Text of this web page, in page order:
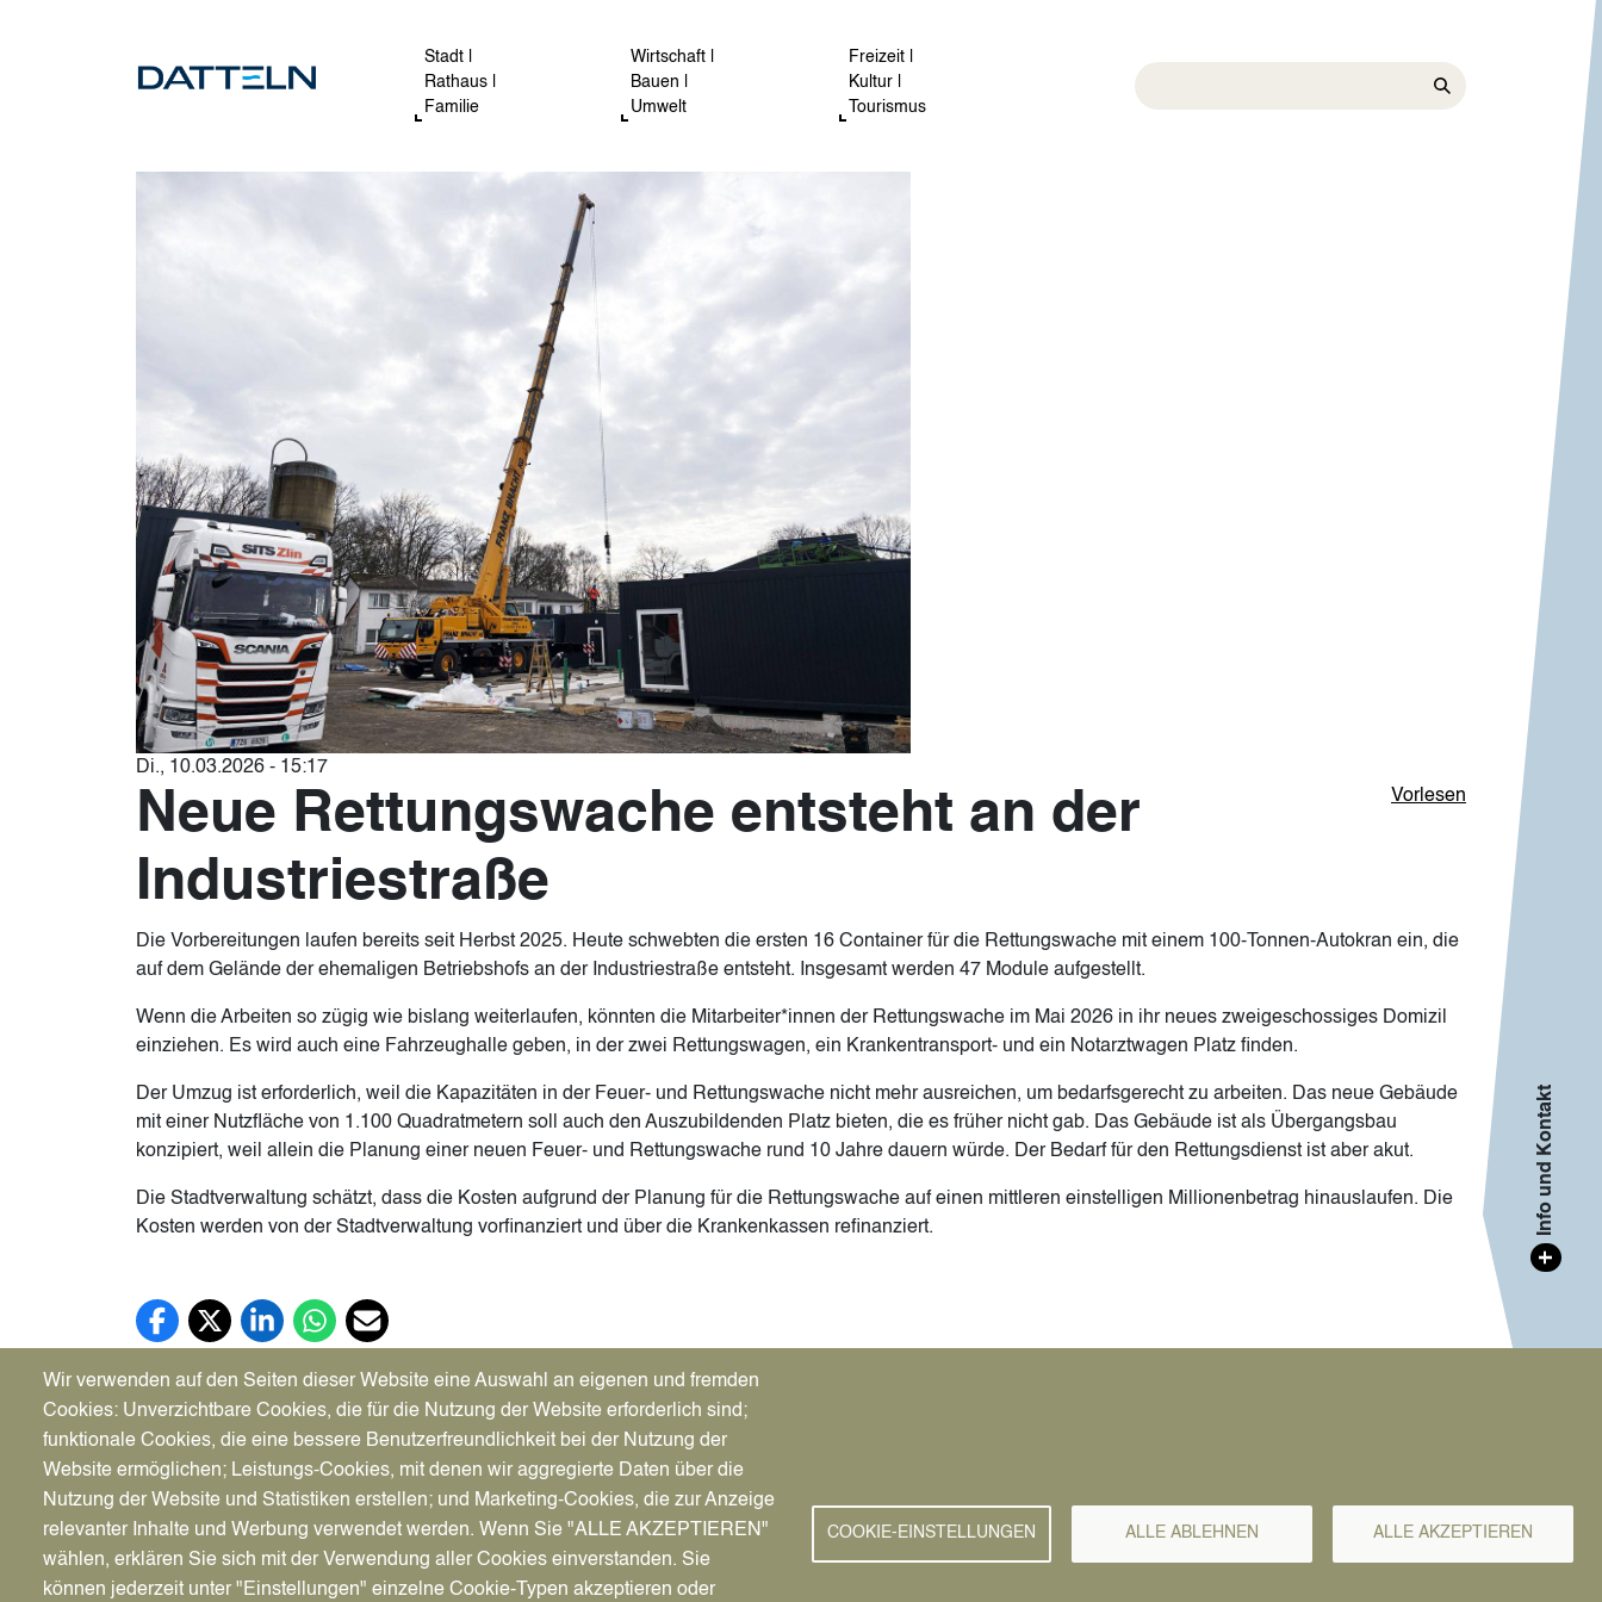
Stadt |
Rathaus |
Familie
Wirtschaft |
Bauen |
Umwelt
Freizeit |
Kultur |
Tourismus
Di., 10.03.2026 - 15:17
Vorlesen
Neue Rettungswache entsteht an der
Industriestraße
Die Vorbereitungen laufen bereits seit Herbst 2025. Heute schwebten die ersten 16 Container für die Rettungswache mit einem 100-Tonnen-Autokran ein, die
auf dem Gelände der ehemaligen Betriebshofs an der Industriestraße entsteht. Insgesamt werden 47 Module aufgestellt.
Wenn die Arbeiten so zügig wie bislang weiterlaufen, könnten die Mitarbeiter*innen der Rettungswache im Mai 2026 in ihr neues zweigeschossiges Domizil
einziehen. Es wird auch eine Fahrzeughalle geben, in der zwei Rettungswagen, ein Krankentransport- und ein Notarztwagen Platz finden.
Der Umzug ist erforderlich, weil die Kapazitäten in der Feuer- und Rettungswache nicht mehr ausreichen, um bedarfsgerecht zu arbeiten. Das neue Gebäude
mit einer Nutzfläche von 1.100 Quadratmetern soll auch den Auszubildenden Platz bieten, die es früher nicht gab. Das Gebäude ist als Übergangsbau
konzipiert, weil allein die Planung einer neuen Feuer- und Rettungswache rund 10 Jahre dauern würde. Der Bedarf für den Rettungsdienst ist aber akut.
Die Stadtverwaltung schätzt, dass die Kosten aufgrund der Planung für die Rettungswache auf einen mittleren einstelligen Millionenbetrag hinauslaufen. Die
Kosten werden von der Stadtverwaltung vorfinanziert und über die Krankenkassen refinanziert.
Facebook (öffnet in neuem Tab)
X (öffnet in neuem Tab)
LinkedIn (öffnet in neuem Tab)
WhatsApp (öffnet in neuem Tab)
E-Mail (öffnet in neuem Tab)
Wir verwenden auf den Seiten dieser Website eine Auswahl an eigenen und fremden
Cookies: Unverzichtbare Cookies, die für die Nutzung der Website erforderlich sind;
funktionale Cookies, die eine bessere Benutzerfreundlichkeit bei der Nutzung der
Website ermöglichen; Leistungs-Cookies, mit denen wir aggregierte Daten über die
Nutzung der Website und Statistiken erstellen; und Marketing-Cookies, die zur Anzeige
relevanter Inhalte und Werbung verwendet werden. Wenn Sie "ALLE AKZEPTIEREN"
wählen, erklären Sie sich mit der Verwendung aller Cookies einverstanden. Sie
können jederzeit unter "Einstellungen" einzelne Cookie-Typen akzeptieren oder
COOKIE-EINSTELLUNGEN ALLE ABLEHNEN ALLE AKZEPTIEREN
+
Info und Kontakt